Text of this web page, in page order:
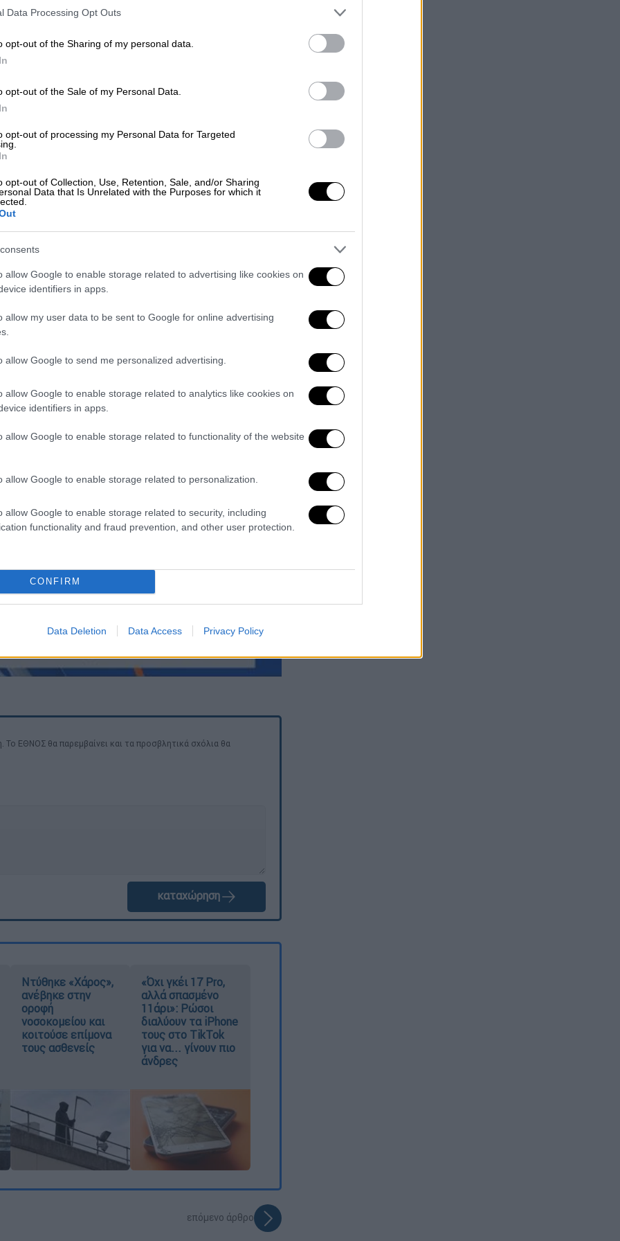
Data Processing Opt Outs
opt-out of the Sharing of my personal data.
opt-out of the Sale of my Personal Data.
opt-out of processing my Personal Data for Targeted
opt-out of Collection, Use, Retention, Sale, and/or Sharing
Data that Is Unrelated with the Purposes for which it
allow Google to enable storage related to advertising like cookies on
identifiers in apps.
allow my user data to be sent to Google for online advertising
allow Google to send me personalized advertising.
allow Google to enable storage related to analytics like cookies on
identifiers in apps.
allow Google to enable storage related to functionality of the website
allow Google to enable storage related to personalization.
allow Google to enable storage related to security, including
functionality and fraud prevention, and other user protection.
CONFIRM
Data Deletion Data Access Privacy Policy
συνοδεία περιπολικών ο
δυνάμεις και διασώστες του ΕΚΑΒ, οι
όπου στη συνέχειακατέληξε.
πολίτη κινητοποίησε
το άτομο που τηλεφώνησε στο 100
μέσα στο αυτοκίνητό του
διαπίστωσαν ότι επρόκειτο για τον
ο οποίος ήταν νεκρός.
η γυναίκα όσο και ο άνδρας
ΕΘΝΟΣ θα παρεμβαίνει και τα προσβλητικά σχόλια θα
καταχώρηση
Ντύθηκε «Χάρος»,
ανέβηκε στην
οροφή
νοσοκομείου και
κοιτούσε επίμονα
τους ασθενείς
«Όχι γκέι 17 Pro,
αλλά σπασμένο
11άρι»: Ρώσοι
διαλύουν τα iPhone
τους στο TikTok
για να... γίνουν πιο
άνδρες
επόμενο άρθρο